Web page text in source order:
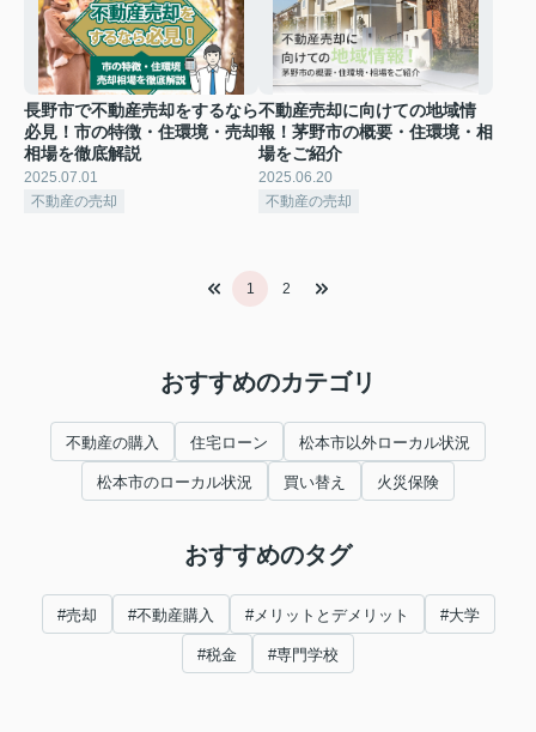
長野市で不動産売却をするなら
必見！市の特徴・住環境・売却
相場を徹底解説
2025.07.01
不動産の売却
不動産売却に向けての地域情
報！茅野市の概要・住環境・相
場をご紹介
2025.06.20
不動産の売却
1 2
おすすめのカテゴリ
不動産の購入 住宅ローン 松本市以外ローカル状況
松本市のローカル状況 買い替え 火災保険
おすすめのタグ
#売却 #不動産購入 #メリットとデメリット #大学
#税金 #専門学校